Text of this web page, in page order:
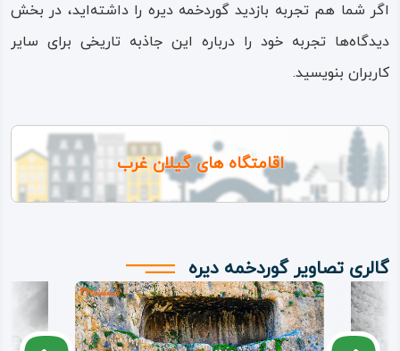
اگر شما هم تجربه بازدید گوردخمه دیره را داشته‌اید، در بخش
دیدگاه‌ها تجربه خود را درباره این جاذبه تاریخی برای سایر
کاربران بنویسید.
اقامتگاه های گیلان غرب
گالری تصاویر گوردخمه دیره